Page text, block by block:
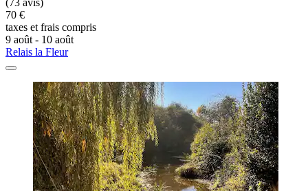
(73 avis)
70 €
taxes et frais compris
9 août - 10 août
Relais la Fleur